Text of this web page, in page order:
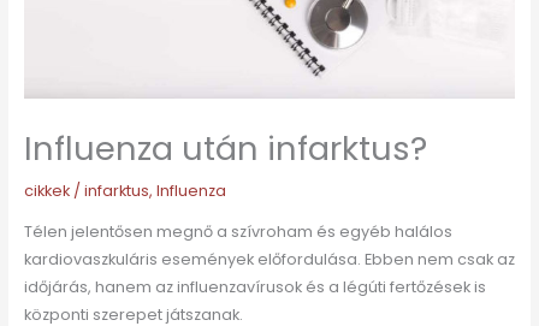
Influenza után infarktus?
cikkek/ infarktus, Influenza
Télen jelentősen megnő a szívroham és egyéb halálos
kardiovaszkuláris események előfordulása. Ebben nem csak az
időjárás, hanem az influenzavírusok és a légúti fertőzések is
központi szerepet játszanak.